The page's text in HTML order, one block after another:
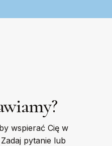
wspierać Cię w
pytanie lub